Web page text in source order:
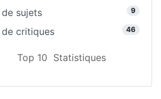
de sujets 9
de critiques 46
Top 10 Statistiques